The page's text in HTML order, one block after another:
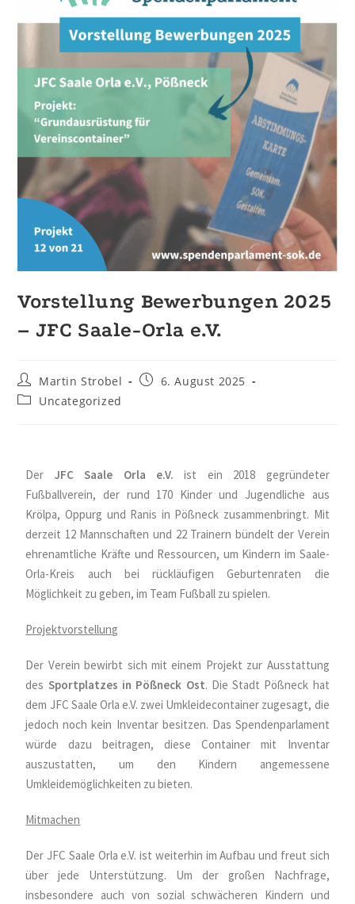
Vorstellung Bewerbungen 2025
– JFC Saale-Orla e.V.
Martin Strobel
6. August 2025
Uncategorized
Der JFC Saale Orla e.V. ist ein 2018 gegründeter
Fußballverein, der rund 170 Kinder und Jugendliche aus
Krölpa, Oppurg und Ranis in Pößneck zusammenbringt. Mit
derzeit 12 Mannschaften und 22 Trainern bündelt der Verein
ehrenamtliche Kräfte und Ressourcen, um Kindern im Saale-
Orla-Kreis auch bei rückläufigen Geburtenraten die
Möglichkeit zu geben, im Team Fußball zu spielen.
Projektvorstellung
Der Verein bewirbt sich mit einem Projekt zur Ausstattung
des Sportplatzes in Pößneck Ost. Die Stadt Pößneck hat
dem JFC Saale Orla e.V. zwei Umkleidecontainer zugesagt, die
jedoch noch kein Inventar besitzen. Das Spendenparlament
würde dazu beitragen, diese Container mit Inventar
auszustatten, um den Kindern angemessene
Umkleidemöglichkeiten zu bieten.
Mitmachen
Der JFC Saale Orla e.V. ist weiterhin im Aufbau und freut sich
über jede Unterstützung. Um der großen Nachfrage,
insbesondere auch von sozial schwächeren Kindern und